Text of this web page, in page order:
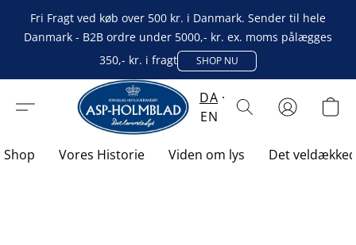
Fri Fragt ved køb over 500 kr. i Danmark. Sender til hele
Danmark - B2B ordre under 5000,- kr. ex. moms pålægges
350,- kr. i fragt
SHOP NU
DA
EN
Shop Vores Historie Viden om lys Det